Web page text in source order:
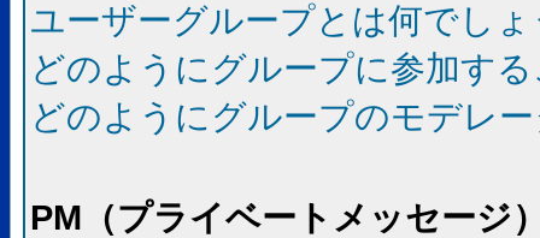
ユーザーグループとは何でし
どのようにグループに参加す
どのようにグループのモデレ
PM（プライベートメッセージ